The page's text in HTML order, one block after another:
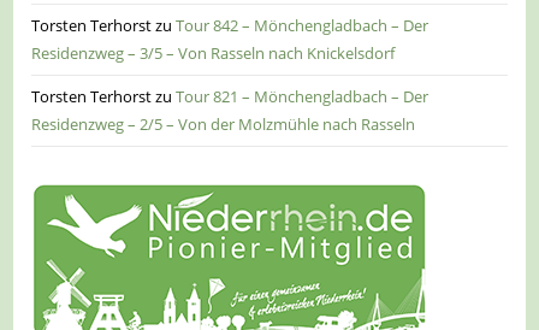
Torsten TerhorstzuTour 842 – Mönchengladbach – Der
Residenzweg – 3/5 – Von Rasseln nach Knickelsdorf
Torsten TerhorstzuTour 821 – Mönchengladbach – Der
Residenzweg – 2/5 – Von der Molzmühle nach Rasseln